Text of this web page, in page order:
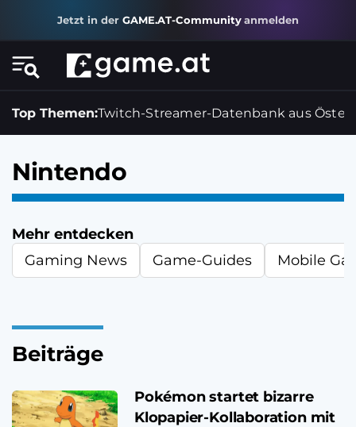
Jetzt in der GAME.AT-Community anmelden
Top Themen:Twitch-Streamer-Datenbank aus
Nintendo
Mehr entdecken
Gaming News
Game-Guides Mobile
Beiträge
Pokémon startet bizarre
Klopapier-Kollaboration mit